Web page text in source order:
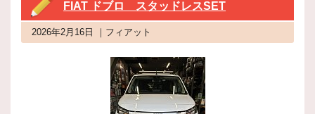
FIAT ドブロ スタッドレスSET
2026年2月16日 ｜フィアット